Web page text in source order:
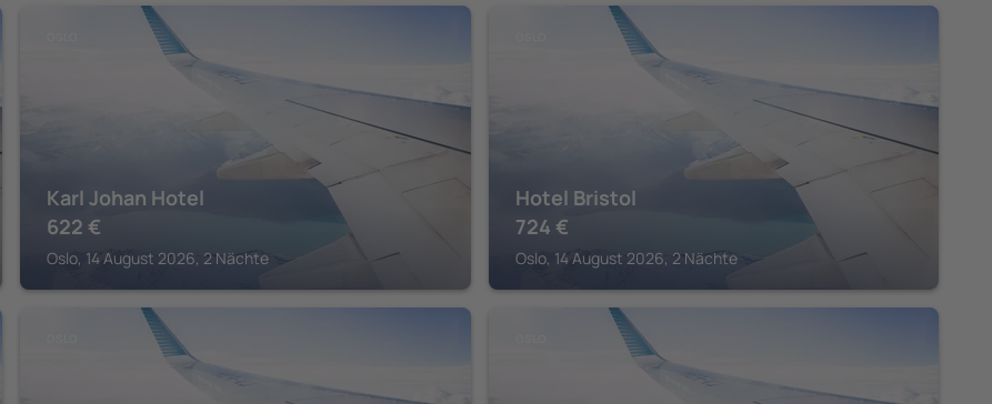
Karl Johan Hotel
622 €
Oslo, 14 August 2026, 2 Nächte
Hotel Bristol
724 €
Oslo, 14 August 2026, 2 Nächte